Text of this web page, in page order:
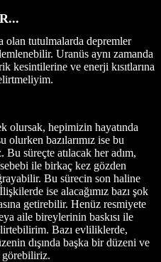
olan tutulmalarda depremler
Uranüs aynı zamanda
kesintilerine ve enerji kısıtlarına
olursak, hepimizin hayatında
bazılarımız ise bu
Bu süreçte atılacak her adım,
ile birkaç kez gözden
Bu sürecin son haline
ise alacağımız bazı şok
getirebilir. Henüz resmiyete
aile bireylerinin baskısı ile
Bazı evliliklerde,
dışında başka bir düzeni ve
görebiliriz.